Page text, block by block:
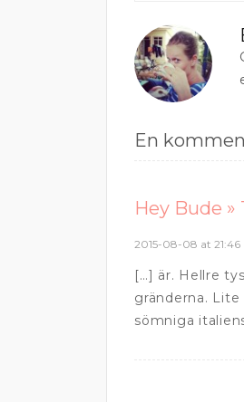
En
Hey Bude
2015-08-08 at 21:46
[…] är. Hellre
gränderna.
sömniga